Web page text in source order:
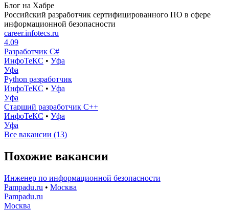
Блог на Хабре
Российский разработчик сертифицированного ПО в сфере
информационной безопасности
career.infotecs.ru
4.09
Разработчик C#
ИнфоТеКС • Уфа
Уфа
Python разработчик
ИнфоТеКС • Уфа
Уфа
Старший разработчик С++
ИнфоТеКС • Уфа
Уфа
Все вакансии (13)
Похожие вакансии
Инженер по информационной безопасности
Pampadu.ru • Москва
Pampadu.ru
Москва